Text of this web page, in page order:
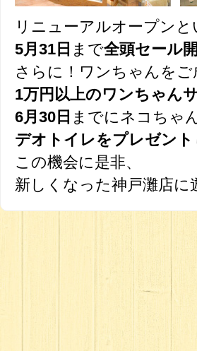
リニューアルオープン
5月31日 まで全頭セール
さらに！ワンちゃんを
1万円以上のワンちゃん
6月30日 までにネコちゃ
デオトイレをプレゼント
この機会に是非、
新しくなった神戸灘店